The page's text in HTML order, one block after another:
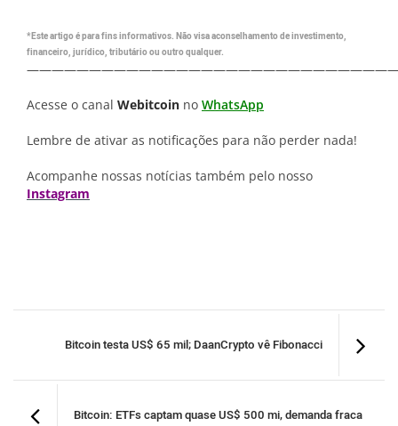
*Este artigo é para fins informativos. Não visa aconselhamento de investimento,
financeiro, jurídico, tributário ou outro qualquer.
Acesse o canal Webitcoin no WhatsApp
Lembre de ativar as notificações para não perder nada!
Acompanhe nossas notícias também pelo nosso
Instagram
Bitcoin testa US$ 65 mil; DaanCrypto vê Fibonacci
Bitcoin: ETFs captam quase US$ 500 mi, demanda fraca